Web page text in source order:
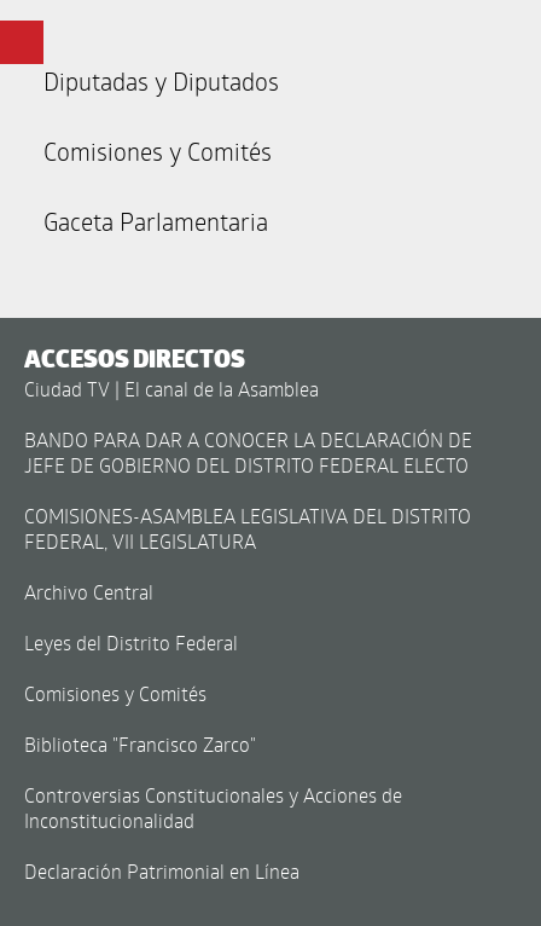
Diputadas y Diputados
Comisiones y Comités
Gaceta Parlamentaria
ACCESOS DIRECTOS
Ciudad TV | El canal de la Asamblea
BANDO PARA DAR A CONOCER LA DECLARACIÓN DE
JEFE DE GOBIERNO DEL DISTRITO FEDERAL ELECTO
COMISIONES-ASAMBLEA LEGISLATIVA DEL DISTRITO
FEDERAL, VII LEGISLATURA
Archivo Central
Leyes del Distrito Federal
Comisiones y Comités
Biblioteca "Francisco Zarco"
Controversias Constitucionales y Acciones de
Inconstitucionalidad
Declaración Patrimonial en Línea